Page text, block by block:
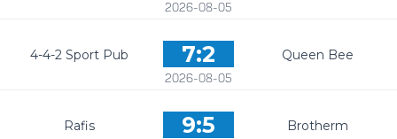
2026-08-05
4-4-2 Sport Pub 7:2
2026-08-05
Queen Bee
Rafis 9:5 Brotherm